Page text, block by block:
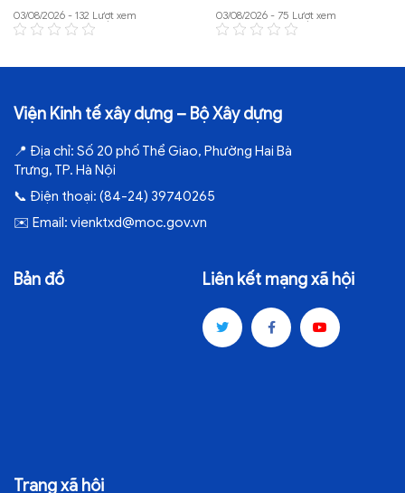
03/08/2026 - 132 Lượt xem 03/08/2026 - 75 Lượt xem
Viện Kinh tế xây dựng – Bộ Xây dựng
📍 Địa chỉ: Số 20 phố Thể Giao, Phường Hai Bà
Trưng, TP. Hà Nội
📞 Điện thoại: (84-24) 39740265
✉️ Email: vienktxd@moc.gov.vn
Bản đồ Liên kết mạng xã hội
Trang xã hội